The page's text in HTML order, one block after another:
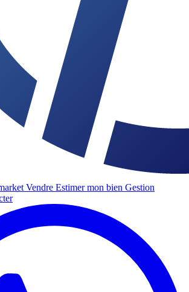
Vendre Estimer mon bien Gestion